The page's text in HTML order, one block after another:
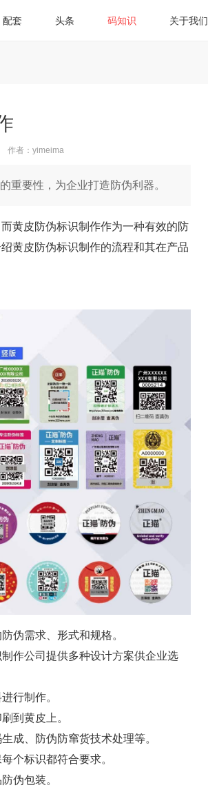
配套 头条 码知识 关于我们
作者：yimeima
重要性，为企业打造防伪利器。
黄皮防伪标识制作作为一种有效的防
黄皮防伪标识制作的流程和其在产品
伪需求、形式和规格。
作公司提供多种设计方案供企业选
行制作。
到黄皮上。
成、防伪防窜货技术处理等。
个标识都符合要求。
伪包装。